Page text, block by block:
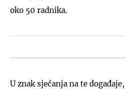
oko 50 radnika.
U znak sjećanja na te